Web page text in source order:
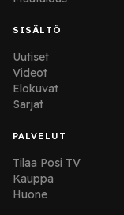
SISÄLTÖ
Uutiset
Videot
Elokuvat
Sarjat
PALVELUT
Tilaa Posi TV
Kauppa
Huone